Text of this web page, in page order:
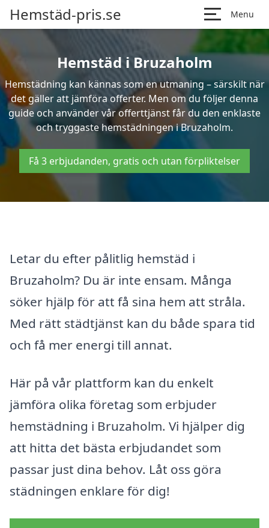
Hemstäd-pris.se Menu
Hemstäd i Bruzaholm
Hemstädning kan kännas som en utmaning – särskilt när
det gäller att jämföra offerter. Men om du följer denna
guide och använder vår offerttjänst får du den enklaste
och tryggaste hemstädningen i Bruzaholm.
Få 3 erbjudanden, gratis och utan förpliktelser
Letar du efter pålitlig hemstäd i
Bruzaholm? Du är inte ensam. Många
söker hjälp för att få sina hem att stråla.
Med rätt städtjänst kan du både spara tid
och få mer energi till annat.
Här på vår plattform kan du enkelt
jämföra olika företag som erbjuder
hemstädning i Bruzaholm. Vi hjälper dig
att hitta det bästa erbjudandet som
passar just dina behov. Låt oss göra
städningen enklare för dig!